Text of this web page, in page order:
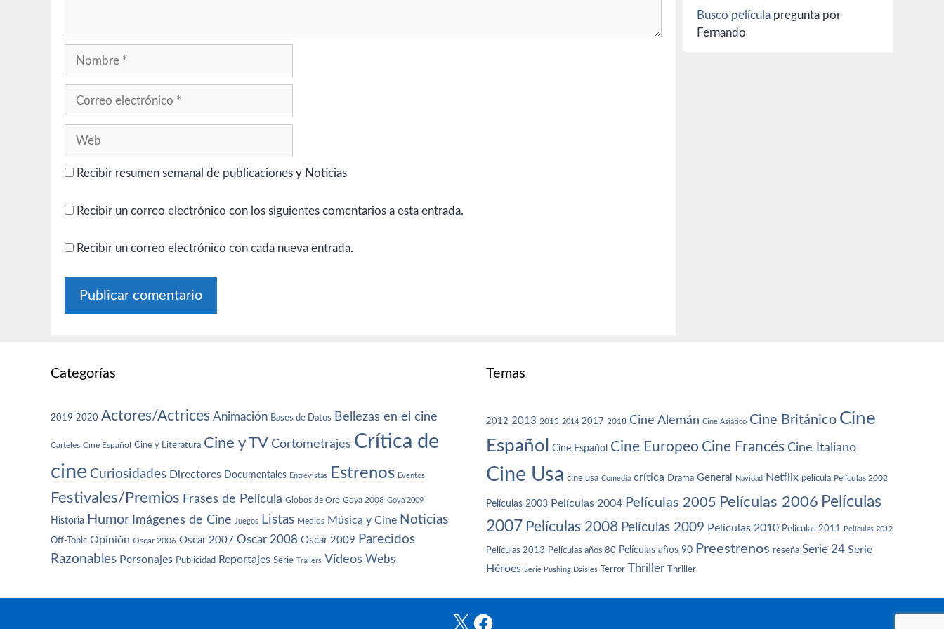
Recibir resumen semanal de publicaciones y Noticias
Recibir un correo electrónico con los siguientes comentarios a esta entrada.
Recibir un correo electrónico con cada nueva entrada.
Busco película pregunta por
Fernando
Categorías
2019 2020 Actores/Actrices Animación Bases de Datos Bellezas en el cine
Carteles Cine Español Cine y Literatura Cine y TV Cortometrajes Crítica de
cine Curiosidades Directores Documentales Entrevistas Estrenos Eventos
Festivales/Premios Frases de Película Globos de Oro Goya 2008 Goya 2009
Historia Humor Imágenes de Cine Juegos Listas Medios Música y Cine Noticias
Off-Topic Opinión Oscar 2006 Oscar 2007 Oscar 2008 Oscar 2009 Parecidos
Razonables Personajes Publicidad Reportajes Serie Trailers Vídeos Webs
Temas
2012 2013 2013 2014 2017 2018 Cine Alemán Cine Asiático Cine Británico Cine
Español
Cine Español Cine Europeo Cine Francés Cine Italiano
Cine Usa cine usa Comedia crítica Drama General Navidad Netflix película Películas 2002
Películas 2003 Películas 2004 Películas 2005 Películas 2006 Películas
2007 Películas 2008 Películas 2009 Películas 2010 Películas 2011 Películas 2012
Películas 2013 Películas años 80 Películas años 90 Preestrenos reseña Serie 24 Serie
Héroes Serie Pushing Daisies Terror Thriller Thriller
X Facebook